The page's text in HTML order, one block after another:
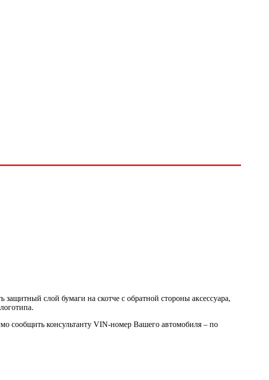
слой бумаги на скотче с обратной стороны аксессуара,
сообщить консультанту VIN-номер Вашего автомобиля – по